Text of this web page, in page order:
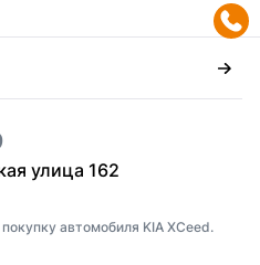
улица 162
автомобиля KIA XCeed.